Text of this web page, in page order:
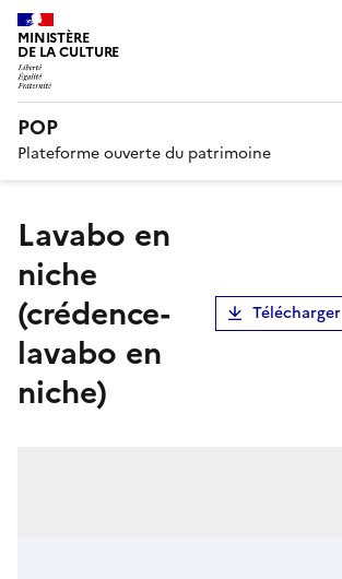
MINISTÈRE
DE LA CULTURE
POP
Plateforme ouverte du patrimoine
lavabo en
niche
(crédence-
lavabo en
niche)
Télécharger